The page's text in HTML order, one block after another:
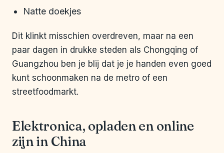
Natte doekjes
Dit klinkt misschien overdreven, maar na een
paar dagen in drukke steden als Chongqing of
Guangzhou ben je blij dat je je handen even goed
kunt schoonmaken na de metro of een
streetfoodmarkt.
Elektronica, opladen en online
zijn in China